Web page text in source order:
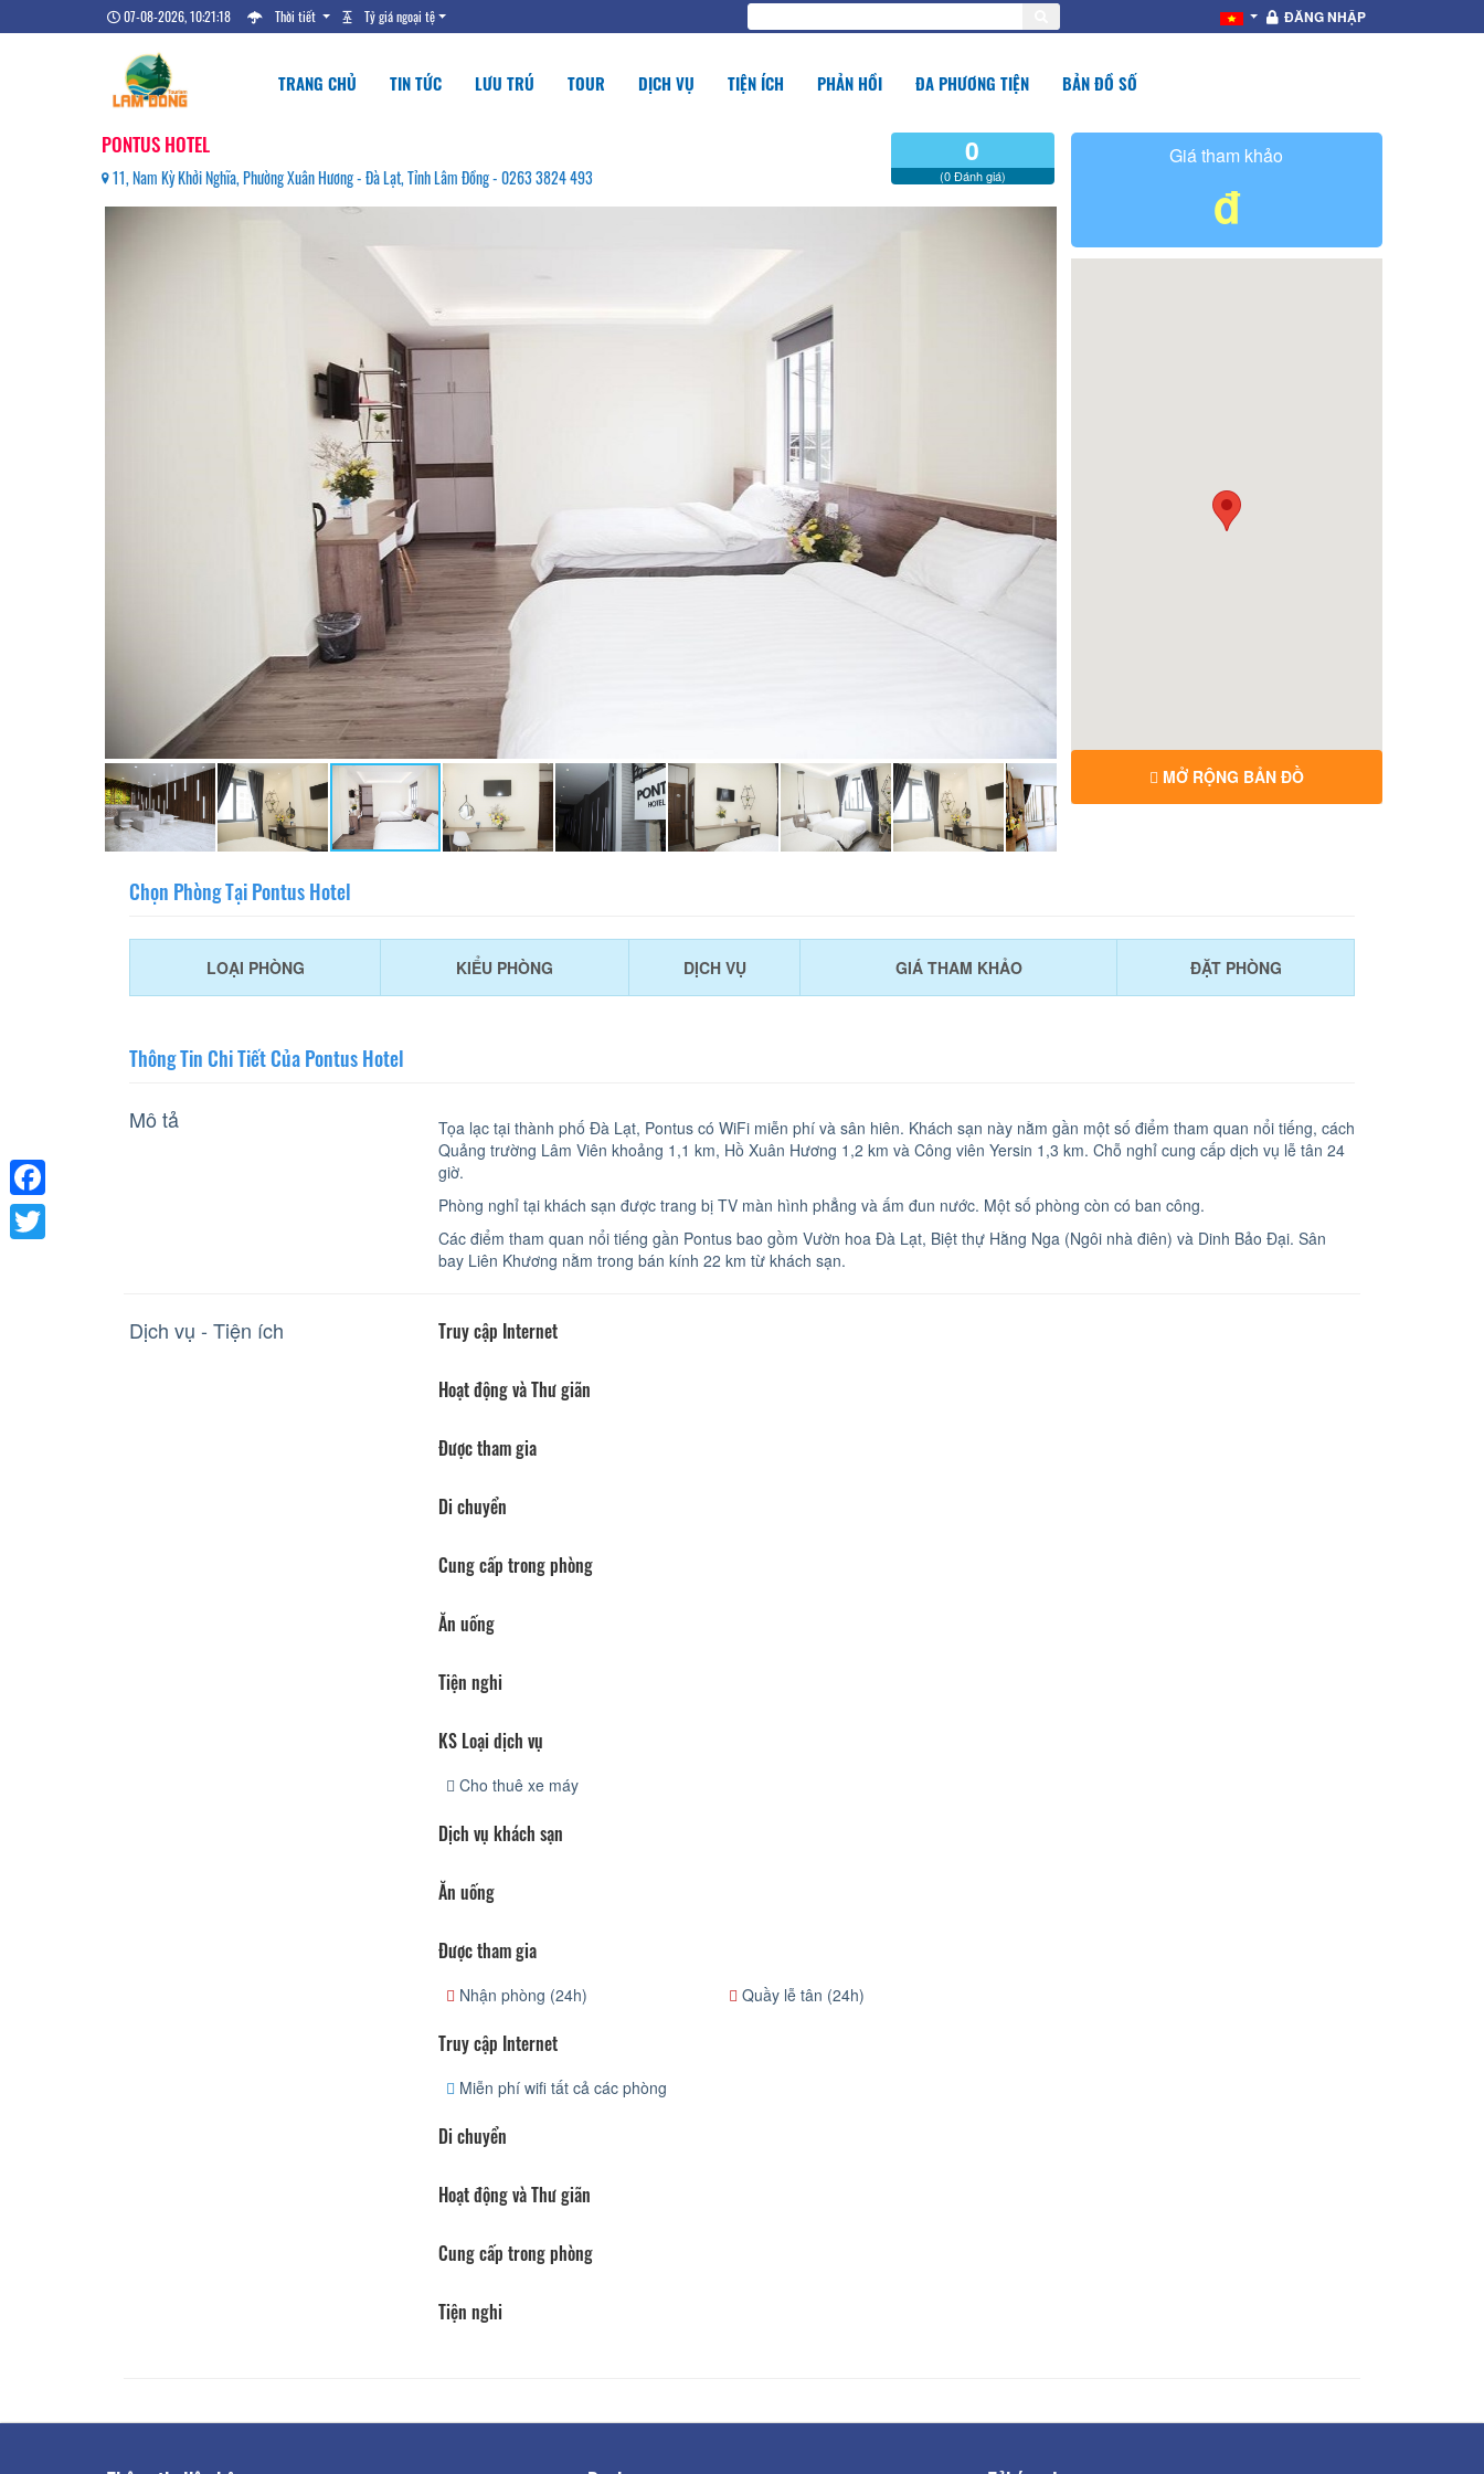
07-08-2026, 10:21:19 Thời tiết Tỷ giá ngoại tệ ĐĂNG NHẬP
TRANG CHỦ TIN TỨC LƯU TRÚ TOUR DỊCH VỤ TIỆN ÍCH PHẢN HỒI ĐA PHƯƠNG TIỆN BẢN ĐỒ SỐ
PONTUS HOTEL
11, Nam Kỳ Khởi Nghĩa, Phường Xuân Hương - Đà Lạt, Tỉnh Lâm Đồng - 0263 3824 493
0
(0 Đánh giá)
Giá tham khảo
đ
MỞ RỘNG BẢN ĐỒ
Chọn Phòng Tại Pontus Hotel
LOẠI PHÒNG KIỂU PHÒNG DỊCH VỤ GIÁ THAM KHẢO ĐẶT PHÒNG
Thông Tin Chi Tiết Của Pontus Hotel
Mô tả
Tọa lạc tại thành phố Đà Lạt, Pontus có WiFi miễn phí và sân hiên. Khách sạn này nằm gần một số điểm tham quan nổi tiếng, cách
Quảng trường Lâm Viên khoảng 1,1 km, Hồ Xuân Hương 1,2 km và Công viên Yersin 1,3 km. Chỗ nghỉ cung cấp dịch vụ lễ tân 24
giờ.
Phòng nghỉ tại khách sạn được trang bị TV màn hình phẳng và ấm đun nước. Một số phòng còn có ban công.
Các điểm tham quan nổi tiếng gần Pontus bao gồm Vườn hoa Đà Lạt, Biệt thự Hằng Nga (Ngôi nhà điên) và Dinh Bảo Đại. Sân
bay Liên Khương nằm trong bán kính 22 km từ khách sạn.
Dịch vụ - Tiện ích Truy cập Internet
Hoạt động và Thư giãn
Được tham gia
Di chuyển
Cung cấp trong phòng
Ăn uống
Tiện nghi
KS Loại dịch vụ
Cho thuê xe máy
Dịch vụ khách sạn
Ăn uống
Được tham gia
Nhận phòng (24h) Quầy lễ tân (24h)
Truy cập Internet
Miễn phí wifi tất cả các phòng
Di chuyển
Hoạt động và Thư giãn
Cung cấp trong phòng
Tiện nghi
Facebook